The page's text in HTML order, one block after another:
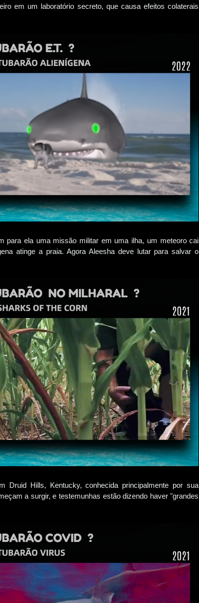
em um laboratório secreto, que causa efeitos colaterais
para ela uma missão militar em uma ilha, um meteoro cai
atinge a praia. Agora Aleesha deve lutar para salvar o
Druid Hills, Kentucky, conhecida principalmente por sua
a surgir, e testemunhas estão dizendo haver "grandes